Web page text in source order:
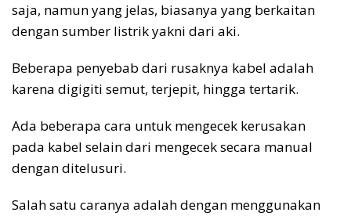
saja, namun yang jelas, biasanya yang berkaitan
dengan sumber listrik yakni dari aki.
Beberapa penyebab dari rusaknya kabel adalah
karena digigiti semut, terjepit, hingga tertarik.
Ada beberapa cara untuk mengecek kerusakan
pada kabel selain dari mengecek secara manual
dengan ditelusuri.
Salah satu caranya adalah dengan menggunakan